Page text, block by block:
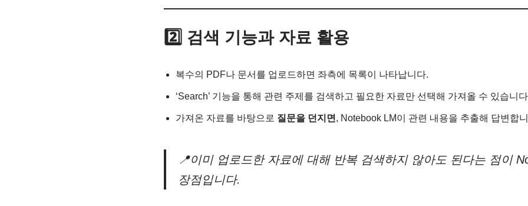
2️⃣ 검색 기능과 자료 활용
복수의 PDF나 문서를 업로드하면 좌측에 목록이 나타납니다.
‘Search’ 기능을 통해 관련 주제를 검색하고 필요한 자료만 선택해 가져올 수 있습니
가져온 자료를 바탕으로 질문을 던지면 , Notebook LM이 관련 내용을 추출해 답변합
📍이미 업로드한 자료에 대해 반복 검색하지 않아도 된다는 점이
장점입니다.